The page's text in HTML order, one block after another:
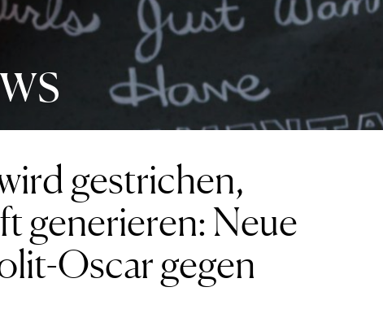
gestrichen,
generieren: Neue
Oscar gegen